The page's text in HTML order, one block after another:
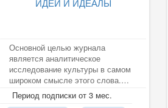
ИДЕИ И ИДЕАЛЫ
Основной целью журнала
является аналитическое
исследование культуры в самом
широком смысле этого слова.
Именно рефлексия над культурой
позволяет...
Период подписки от 3 мес.